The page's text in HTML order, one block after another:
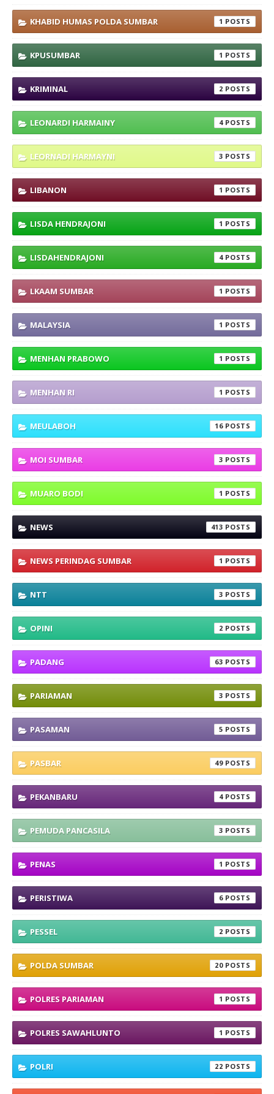
KHABID HUMAS POLDA SUMBAR 1
KPUSUMBAR 1
KRIMINAL 2
LEONARDI HARMAINY 4
LEORNADI HARMAYNI 3
LIBANON 1
LISDA HENDRAJONI 1
LISDAHENDRAJONI 4
LKAAM SUMBAR 1
MALAYSIA 1
MENHAN PRABOWO 1
MENHAN RI 1
MEULABOH 16
MOI SUMBAR 3
MUARO BODI 1
NEWS 413
NEWS PERINDAG SUMBAR 1
NTT 3
OPINI 2
PADANG 63
PARIAMAN 3
PASAMAN 5
PASBAR 49
PEKANBARU 4
PEMUDA PANCASILA 3
PENAS 1
PERISTIWA 6
PESSEL 2
POLDA SUMBAR 20
POLRES PARIAMAN 1
POLRES SAWAHLUNTO 1
POLRI 22